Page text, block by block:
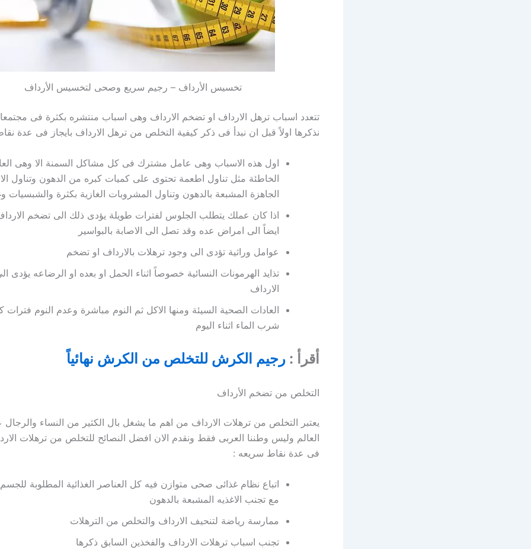
تخسيس الأرداف – رجيم سريع وصحى لتخسيس الأرداف
تتعدد اسباب ترهل الارداف او تضخم الارداف وهى اسباب منتشره بكثرة فى
نذكرها اولاً قبل ان نبدأ فى ذكر كيفية التخلص من ترهل الارداف بايجاز فى عدة
اول هذه الاسباب وهى عامل مشترك فى كل مشاكل السمنة الا وهى
الخاطئة مثل تناول اطعمة تحتوى على كميات كبره من الدهون وتناول
الجاهزة المشبعة بالدهون وتناول المشروبات الغازية بكثرة والشبسيات
اذا كان عملك يتطلب الجلوس لفترات طويلة يؤدى ذلك الى تضخم
ايضاً الى امراض عده وقد تصل الى الاصابة بالبواسير
عوامل وراثية تؤدى الى وجود ترهلات بالارداف او تضخم
تذايد الهرمونات النسائية خصوصاً اثناء الحمل او بعده او الرضاعه يؤدى
الارداف
العادات الصحية السيئة ومنها الاكل ثم النوم مباشرة وعدم النوم فترات
شرب الماء اثناء اليوم
أقرأ : رجيم الكرش للتخلص من الكرش نهائياً
التخلص من تضخم الأرداف
يعتبر التخلص من ترهلات الارداف من اهم ما يشغل بال الكثير من النساء
العالم وليس وطننا العربى فقط ونقدم الان افضل النصائح للتخلص من ترهلات
فى عدة نقاط سريعه :
اتباع نظام غذائى صحى متوازن فيه كل العناصر الغذائية المطلوبة للجسم
مع تجنب الاغذيه المشبعة بالدهون
ممارسة رياضة لتنحيف الارداف والتخلص من الترهلات
تجنب اسباب ترهلات الارداف والفخذين السابق ذكرها